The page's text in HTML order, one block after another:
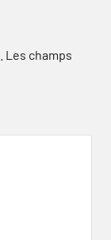
Les champs